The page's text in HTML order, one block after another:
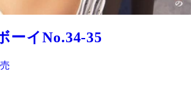
ーイNo.34-35